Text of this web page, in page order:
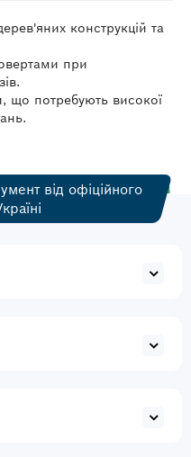
конструкцій та
при
що потребують високої
від офіційного